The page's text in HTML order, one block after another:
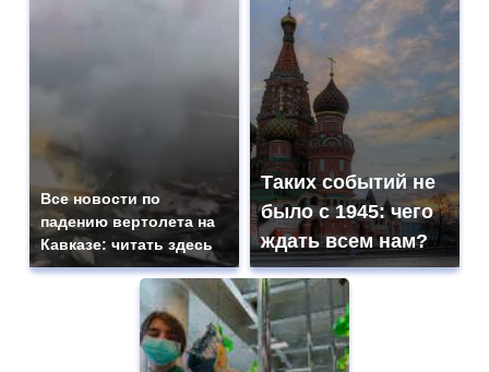
Все новости по
падению вертолета на
Кавказе: читать здесь
Таких событий не
было с 1945: чего
ждать всем нам?